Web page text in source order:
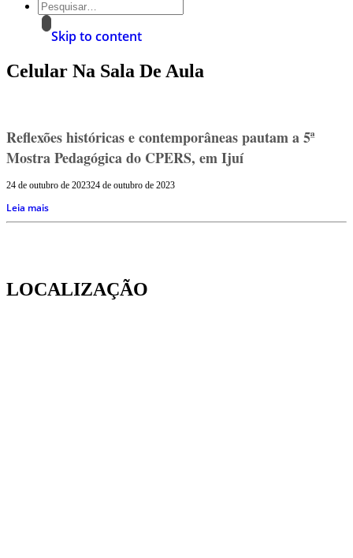
Skip to content
Celular Na Sala De Aula
Reflexões históricas e contemporâneas pautam a 5ª
Mostra Pedagógica do CPERS, em Ijuí
24 de outubro de 202324 de outubro de 2023
Leia mais
LOCALIZAÇÃO